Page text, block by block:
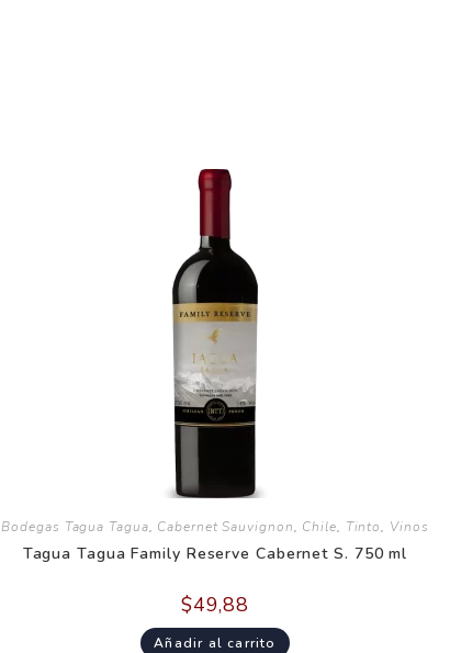
Bodegas Tagua Tagua, Cabernet Sauvignon, Chile, Tinto, Vinos
Tagua Tagua Family Reserve Cabernet S. 750 ml
$49,88
Añadir al carrito